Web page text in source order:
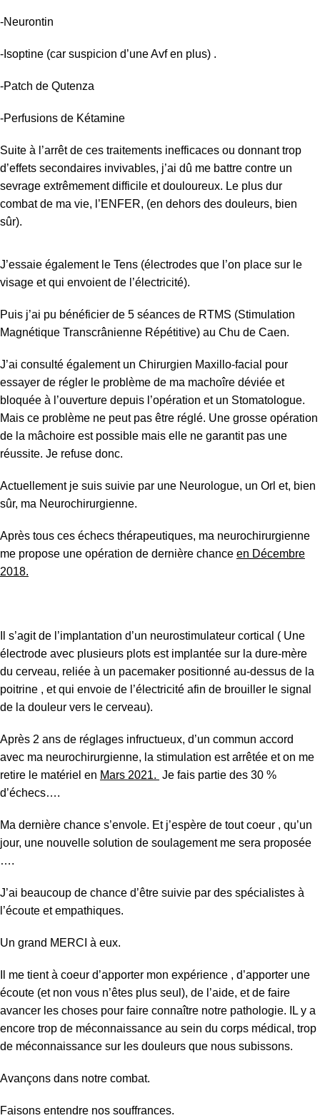
-Neurontin
-Isoptine (car suspicion d’une Avf en plus) .
-Patch de Qutenza
-Perfusions de Kétamine
Suite à l’arrêt de ces traitements inefficaces ou donnant trop
d’effets secondaires invivables, j’ai dû me battre contre un
sevrage extrêmement difficile et douloureux. Le plus dur
combat de ma vie, l’ENFER, (en dehors des douleurs, bien
sûr).
J’essaie également le Tens (électrodes que l’on place sur le
visage et qui envoient de l’électricité).
Puis j’ai pu bénéficier de 5 séances de RTMS (Stimulation
Magnétique Transcrânienne Répétitive) au Chu de Caen.
J’ai consulté également un Chirurgien Maxillo-facial pour
essayer de régler le problème de ma machoîre déviée et
bloquée à l’ouverture depuis l’opération et un Stomatologue.
Mais ce problème ne peut pas être réglé. Une grosse opération
de la mâchoire est possible mais elle ne garantit pas une
réussite. Je refuse donc.
Actuellement je suis suivie par une Neurologue, un Orl et, bien
sûr, ma Neurochirurgienne.
Après tous ces échecs thérapeutiques, ma neurochirurgienne
me propose une opération de dernière chance en Décembre
2018.
Il s’agit de l’implantation d’un neurostimulateur cortical ( Une
électrode avec plusieurs plots est implantée sur la dure-mère
du cerveau, reliée à un pacemaker positionné au-dessus de la
poitrine , et qui envoie de l’électricité afin de brouiller le signal
de la douleur vers le cerveau).
Après 2 ans de réglages infructueux, d’un commun accord
avec ma neurochirurgienne, la stimulation est arrêtée et on me
retire le matériel en Mars 2021. Je fais partie des 30 %
d’échecs….
Ma dernière chance s’envole. Et j’espère de tout coeur , qu’un
jour, une nouvelle solution de soulagement me sera proposée
….
J’ai beaucoup de chance d’être suivie par des spécialistes à
l’écoute et empathiques.
Un grand MERCI à eux.
Il me tient à coeur d’apporter mon expérience , d’apporter une
écoute (et non vous n’êtes plus seul), de l’aide, et de faire
avancer les choses pour faire connaître notre pathologie. IL y a
encore trop de méconnaissance au sein du corps médical, trop
de méconnaissance sur les douleurs que nous subissons.
Avançons dans notre combat.
Faisons entendre nos souffrances.